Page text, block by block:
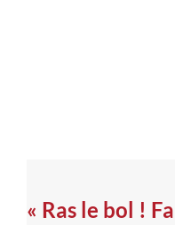
« Ras le bol !